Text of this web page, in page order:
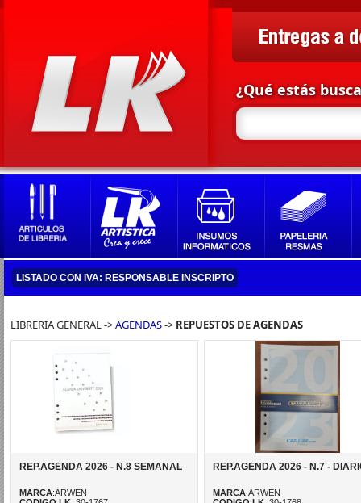
¿Qué estás
LISTADO CON IVA: RESPONSABLE INSCRIPTO
LIBRERIA GENERAL ->AGENDAS-> REPUESTOS DE AGENDAS
REP.AGENDA 2026 - N.8 SEMANAL
MARCA:ARWEN
REP.AGENDA 2026 - N.7 -
MARCA:ARWEN